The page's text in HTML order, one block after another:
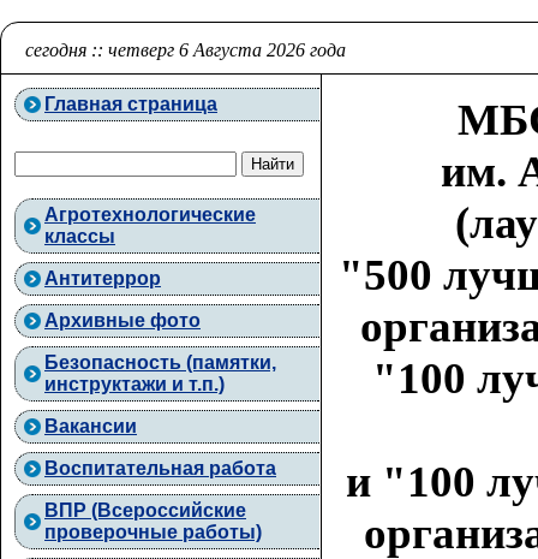
сегодня :: четверг 6 Августа 2026 года
Главная страница
Агротехнологические
классы
Антитеррор
Архивные фото
Безопасность (памятки,
инструктажи и т.п.)
Вакансии
Воспитательная работа
ВПР (Всероссийские
проверочные работы)
им.
"500
"100
и "100